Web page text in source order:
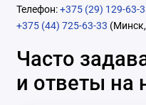
Телефон:+375 (29) 129-63-
+375 (44) 725-63-33
Часто
и ответы на